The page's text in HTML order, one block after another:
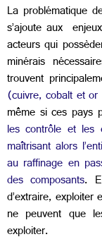
La problématique
s’ajoute aux
acteurs qui
minérais
trouvent
(cuivre, cobalt et
même si ces pays
les contrôle et les
maîtrisant alors
au raffinage en
des composants.
d’extraire,
ne peuvent que
exploiter.